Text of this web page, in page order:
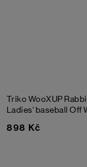
Triko WooXUP
Ladies' baseballOff
898 Kč